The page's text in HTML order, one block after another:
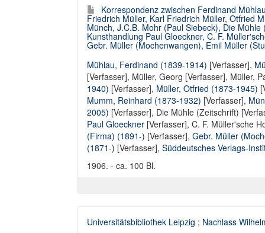
Korrespondenz zwischen Ferdinand
Friedrich Müller, Karl Friedrich Müller, Otfried
Münch, J.C.B. Mohr (Paul Siebeck), Die
Kunsthandlung Paul Gloeckner, C. F.
Gebr. Müller (Mochenwangen), Emil Müller
Mühlau, Ferdinand (1839-1914) [Verfasser],
[Verfasser], Müller, Georg [Verfasser], Müller,
1940) [Verfasser], Müller, Otfried (1873-1945)
Mumm, Reinhard (1873-1932) [Verfasser],
2005) [Verfasser], Die Mühle (Zeitschrift)
Paul Gloeckner [Verfasser], C. F. Müller'sche
(Firma) (1891-) [Verfasser], Gebr. Müller
(1871-) [Verfasser], Süddeutsches Verlags-
1906. - ca. 100 Bl.
Universitätsbibliothek Leipzig ; Nachlass